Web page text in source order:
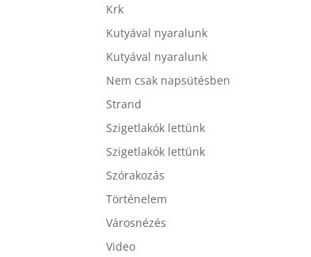
Krk
Kutyával nyaralunk
Kutyával nyaralunk
Nem csak napsütésben
Strand
Szigetlakók lettünk
Szigetlakók lettünk
Szórakozás
Történelem
Városnézés
Video